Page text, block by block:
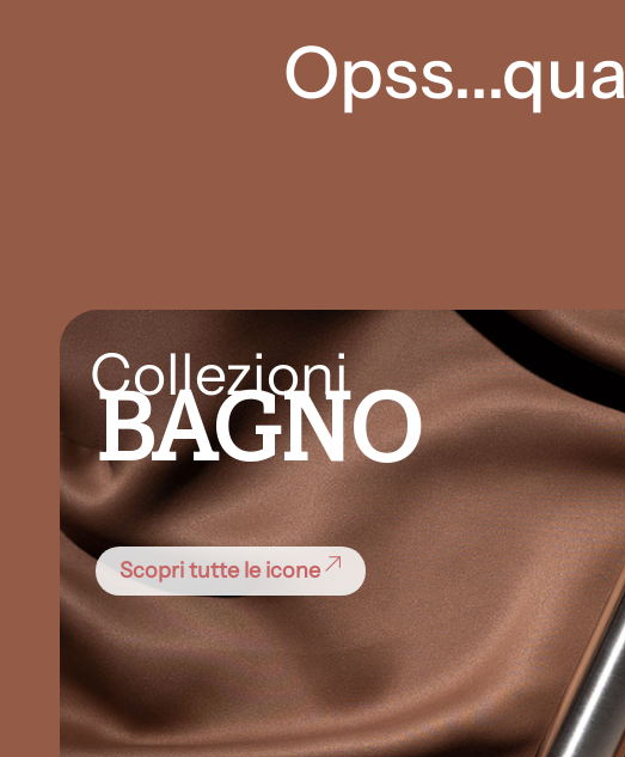
Collezioni
BAGNO
Scopri tutte le icone